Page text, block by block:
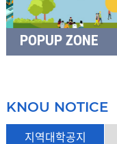
POPUP ZONE
KNOU NOTICE
지역대학공지